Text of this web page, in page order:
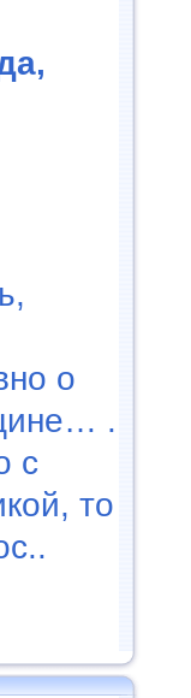
о
.
с
то